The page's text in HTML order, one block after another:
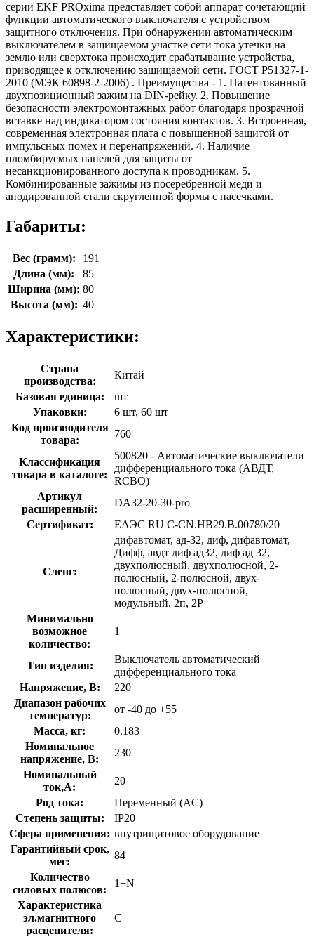
серии EKF PROxima представляет собой аппарат сочетающий
функции автоматического выключателя с устройством
защитного отключения. При обнаружении автоматическим
выключателем в защищаемом участке сети тока утечки на
землю или сверхтока происходит срабатывание устройства,
приводящее к отключению защищаемой сети. ГОСТ Р51327-1-
2010 (МЭК 60898-2-2006) . Преимущества - 1. Патентованный
двухпозиционный зажим на DIN-рейку. 2. Повышение
безопасности электромонтажных работ благодаря прозрачной
вставке над индикатором состояния контактов. 3. Встроенная,
современная электронная плата с повышенной защитой от
импульсных помех и перенапряжений. 4. Наличие
пломбируемых панелей для защиты от
несанкционированного доступа к проводникам. 5.
Комбинированные зажимы из посеребренной меди и
анодированной стали скругленной формы с насечками.
Габариты:
Вес (грамм):
191
Длина (мм):
85
Ширина (мм): 80
Высота (мм): 40
Характеристики:
Страна
производства:
Китай
Базовая единица:
шт
Упаковки:
6 шт, 60 шт
Код производителя
товара:
760
Классификация
товара в каталоге:
500820 - Автоматические выключатели
дифференциального тока (АВДТ,
RCBO)
Артикул
расширенный:
DA32-20-30-pro
Сертификат:
ЕАЭС RU С-CN.НВ29.В.00780/20
Сленг:
дифавтомат, ад-32, диф, дифавтомат,
Дифф, авдт диф ад32, диф ад 32,
двухполюсный, двухполюсной, 2-
полюсный, 2-полюсной, двух-
полюсный, двух-полюсной,
модульный, 2п, 2P
Минимально
возможное
количество:
1
Тип изделия:
Выключатель автоматический
дифференциального тока
Напряжение, В:
220
Диапазон рабочих
температур:
от -40 до +55
Масса, кг:
0.183
Номинальное
напряжение, В:
230
Номинальный
ток,А:
20
Род тока:
Переменный (AC)
Степень защиты:
IP20
Сфера применения: внутрищитовое оборудование
Гарантийный срок,
мес:
84
Количество
силовых полюсов:
1+N
Характеристика
эл.магнитного
расцепителя:
C